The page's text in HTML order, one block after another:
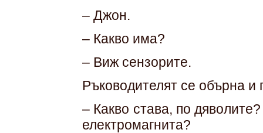
– Джон.
– Какво има?
– Виж сензорите.
Ръководителят се обърна и
– Какво става, по
електромагнита?